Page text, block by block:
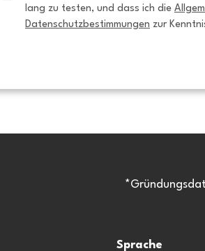
lang zu testen, und dass ich die
Datenschutzbestimmungen zur
Sprache